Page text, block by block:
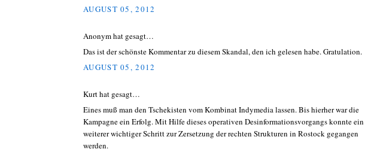
AUGUST 05, 2012
Anonym hat gesagt…
Das ist der schönste Kommentar zu diesem Skandal, den ich gelesen habe. Gratulation.
AUGUST 05, 2012
Kurt hat gesagt…
Eines muß man den Tschekisten vom Kombinat Indymedia lassen. Bis hierher war die
Kampagne ein Erfolg. Mit Hilfe dieses operativen Desinformationsvorgangs konnte ein
weiterer wichtiger Schritt zur Zersetzung der rechten Strukturen in Rostock gegangen
werden.